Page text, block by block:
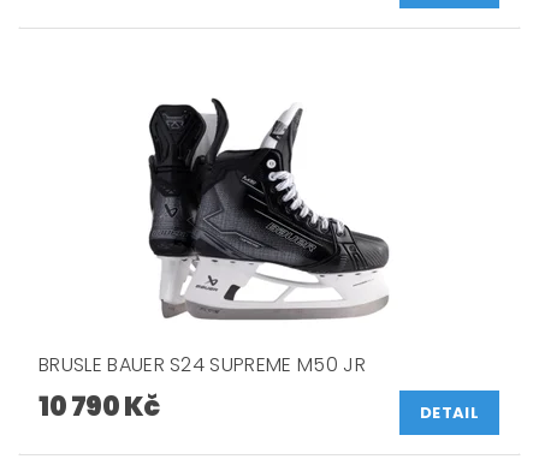
BRUSLE BAUER S24 SUPREME M50 JR
10 790 Kč DETAIL